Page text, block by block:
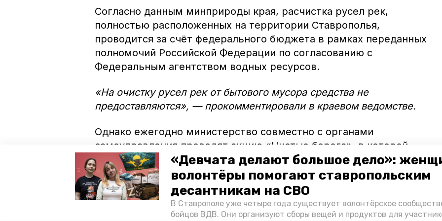
«Девчата делают большое дело»:
волонтёры помогают ставропольским
десантникам на СВО
В Ставрополе уже четыре года существует волонтёрское
бойцов ВДВ. Они организуют сборы вещей и продуктов для
Согласно данным минприроды края, расчистка русел рек,
полностью расположенных на территории Ставрополья,
проводится за счёт федерального бюджета в рамках переданных
полномочий Российской Федерации по согласованию с
Федеральным агентством водных ресурсов.
«На очистку русел рек от бытового мусора средства не
предоставляются», — прокомментировали в краевом ведомстве.
Однако ежегодно министерство совместно с органами
самоуправления проводят акцию «Чистые берега», в которой
можно поучаствовать любому.
В настоящее время ожидается ответ от администрации
Ставрополя по поводу свалки в Члинском лесу,
сообщает